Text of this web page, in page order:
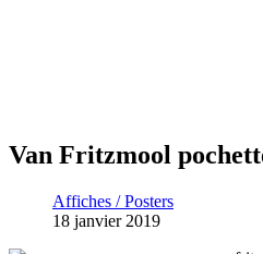
Van Fritzmool
Affiches / Posters
18 janvier 2019